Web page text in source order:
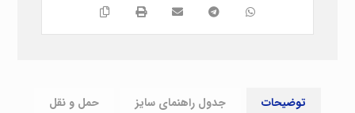
توضیحات جدول راهنمای سایز حمل و نقل